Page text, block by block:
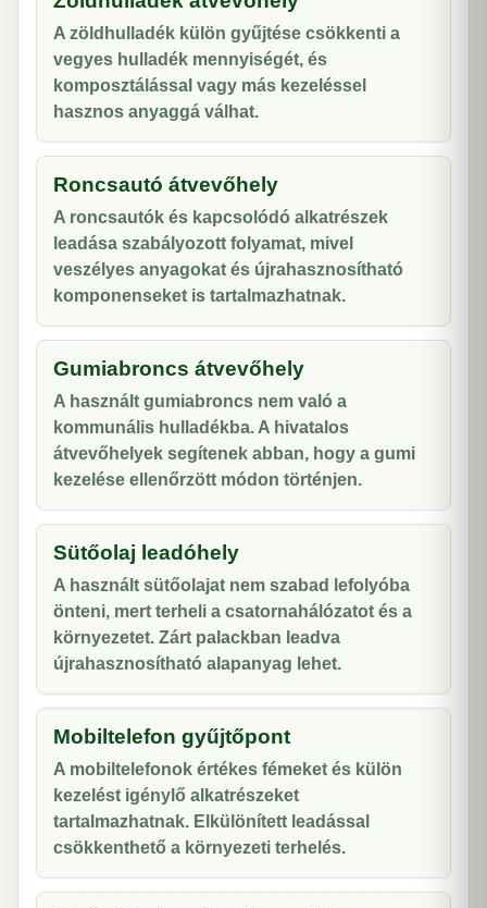
A zöldhulladék külön gyűjtése csökkenti a
vegyes hulladék mennyiségét, és
komposztálással vagy más kezeléssel
hasznos anyaggá válhat.
Roncsautó átvevőhely
A roncsautók és kapcsolódó alkatrészek
leadása szabályozott folyamat, mivel
veszélyes anyagokat és újrahasznosítható
komponenseket is tartalmazhatnak.
Gumiabroncs átvevőhely
A használt gumiabroncs nem való a
kommunális hulladékba. A hivatalos
átvevőhelyek segítenek abban, hogy a gumi
kezelése ellenőrzött módon történjen.
Sütőolaj leadóhely
A használt sütőolajat nem szabad lefolyóba
önteni, mert terheli a csatornahálózatot és a
környezetet. Zárt palackban leadva
újrahasznosítható alapanyag lehet.
Mobiltelefon gyűjtőpont
A mobiltelefonok értékes fémeket és külön
kezelést igénylő alkatrészeket
tartalmazhatnak. Elkülönített leadással
csökkenthető a környezeti terhelés.